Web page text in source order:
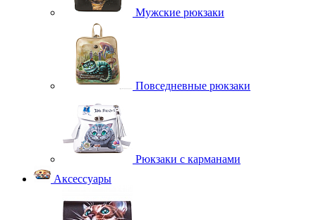
Мужские рюкзаки
Повседневные рюкзаки
Рюкзаки с карманами
Аксессуары